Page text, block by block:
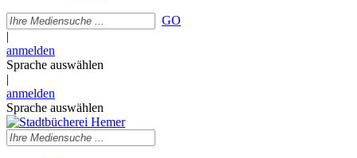
GO
|
anmelden
Sprache auswählen
|
anmelden
Sprache auswählen